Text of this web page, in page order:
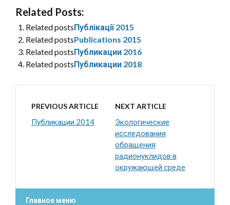
Related Posts:
Related postsПублікації 2015
Related postsPublications 2015
Related postsПубликации 2016
Related postsПубликации 2018
PREVIOUS ARTICLE
Публикации 2014
NEXT ARTICLE
Экологические
исследования
обращения
радионуклидов в
окружающей среде
Главное меню